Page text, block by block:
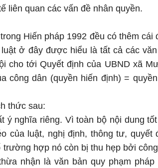
liên quan các vấn đề nhân quyền.
Hiến pháp 1992 đều có thêm cái
ở đây được hiểu là tất cả các
cho tới Quyết định của UBND xã
công dân (quyền hiến định) =
thức sau:
ý nghĩa riêng. Vì toàn bộ nội dung
của luật, nghị định, thông tư, quyết
hợp nó còn bị thu hẹp bởi
nhận là văn bản quy phạm pháp